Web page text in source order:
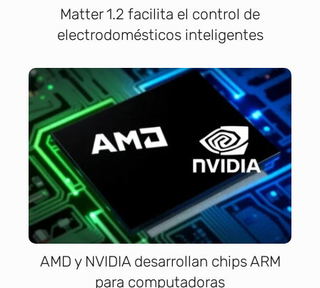
Matter 1.2 facilita el control de
electrodomésticos inteligentes
AMD y NVIDIA desarrollan chips ARM
para computadoras